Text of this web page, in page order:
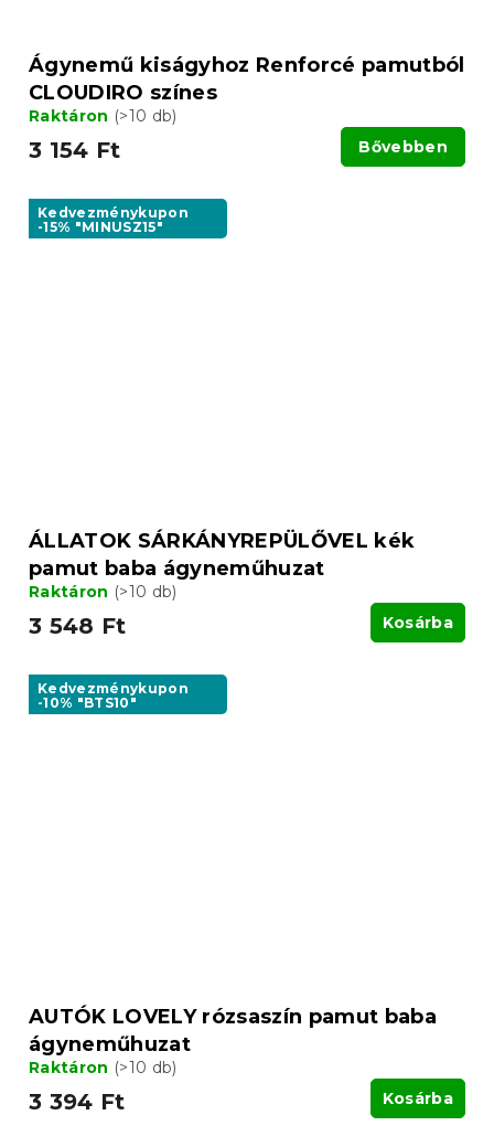
Ágynemű kiságyhoz Renforcé pamutból
CLOUDIRO színes
Raktáron (>10 db)
3 154 Ft Bővebben
Kedvezménykupon
-15% "MINUSZ15"
ÁLLATOK SÁRKÁNYREPÜLŐVEL kék
pamut baba ágyneműhuzat
Raktáron (>10 db)
3 548 Ft Kosárba
Kedvezménykupon
-10% "BTS10"
AUTÓK LOVELY rózsaszín pamut baba
ágyneműhuzat
Raktáron (>10 db)
3 394 Ft Kosárba